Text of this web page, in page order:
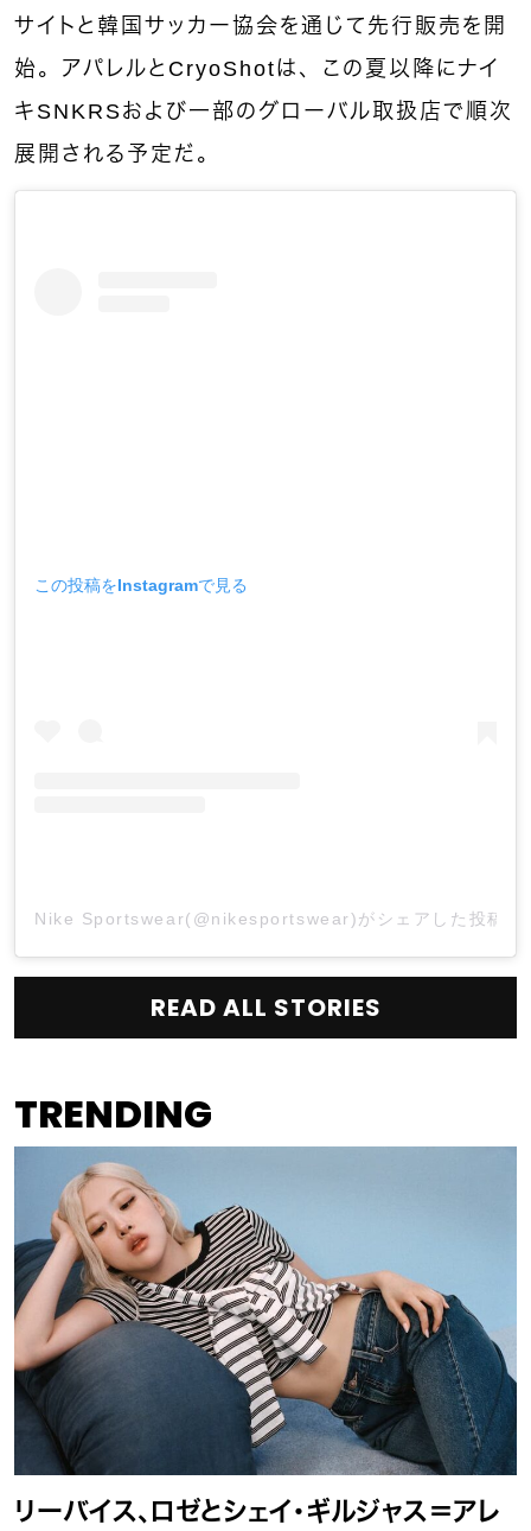
サイトと韓国サッカー協会を通じて先行販売を開
始。アパレルとCryoShotは、この夏以降にナイ
キSNKRSおよび一部のグローバル取扱店で順次
展開される予定だ。
この投稿をInstagramで見る
Nike Sportswear(@nikesportswear)がシェアした投稿
READ ALL STORIES
TRENDING
リーバイス、ロゼとシェイ・ギルジャス＝アレ